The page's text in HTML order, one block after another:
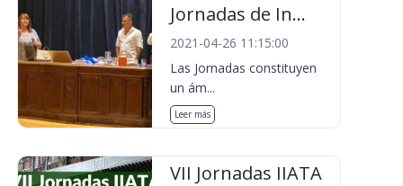
Jornadas de In...
2021-04-26 11:15:00
Las Jornadas constituyen
un ám...
Leer más
VII Jornadas IIATA